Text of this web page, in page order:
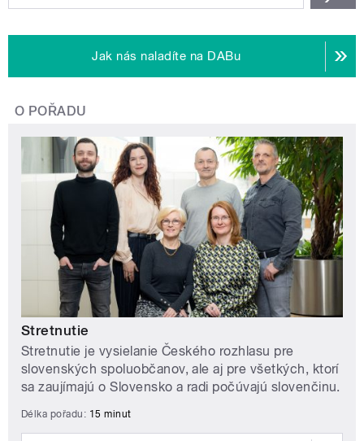
Jak nás naladíte na DABu
O POŘADU
Stretnutie
Stretnutie je vysielanie Českého rozhlasu pre
slovenských spoluobčanov, ale aj pre všetkých, ktorí
sa zaujímajú o Slovensko a radi počúvajú slovenčinu.
Délka pořadu: 15 minut